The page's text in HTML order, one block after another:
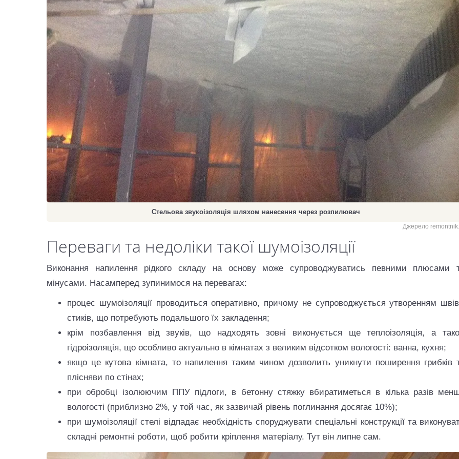
Стельова звукоізоляція шляхом нанесення через розпилювач
Джерело
Переваги та недоліки такої шумоізоляції
Виконання напилення рідкого складу на основу може супроводжуватись певними плюсами
мінусами. Насамперед зупинимося на перевагах:
процес шумоізоляції проводиться оперативно, причому не супроводжується утворенням
стиків, що потребують подальшого їх закладення;
крім позбавлення від звуків, що надходять зовні виконується ще теплоізоляція, а
гідроізоляція, що особливо актуально в кімнатах з великим відсотком вологості: ванна, кухня;
якщо це кутова кімната, то напилення таким чином дозволить уникнути поширення грибків
плісняви по стінах;
при обробці ізолюючим ППУ підлоги, в бетонну стяжку вбиратиметься в кілька разів
вологості (приблизно 2%, у той час, як зазвичай рівень поглинання досягає 10%);
при шумоізоляції стелі відпадає необхідність споруджувати спеціальні конструкції та
складні ремонтні роботи, щоб робити кріплення матеріалу. Тут він липне сам.